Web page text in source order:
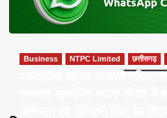
Business NTPC Limited छत्तीसगढ़